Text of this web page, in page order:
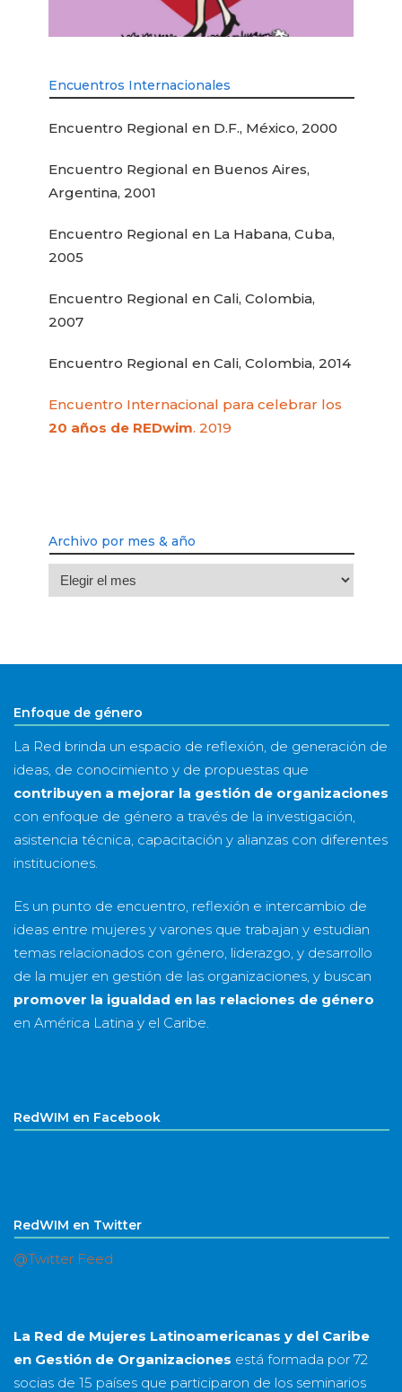
Encuentros Internacionales
Encuentro Regional en D.F., México, 2000
Encuentro Regional en Buenos Aires,
Argentina, 2001
Encuentro Regional en La Habana, Cuba,
2005
Encuentro Regional en Cali, Colombia,
2007
Encuentro Regional en Cali, Colombia, 2014
Encuentro Internacional para celebrar los
20 años de REDwim. 2019
Archivo por mes & año
Archivo
por
año
Enfoque de género
La Red brinda un espacio de reflexión, de generación de
ideas, de conocimiento y de propuestas que
contribuyen a mejorar la gestión de organizaciones
con enfoque de género a través de la investigación,
asistencia técnica, capacitación y alianzas con diferentes
instituciones.
Es un punto de encuentro, reflexión e intercambio de
ideas entre mujeres y varones que trabajan y estudian
temas relacionados con género, liderazgo, y desarrollo
de la mujer en gestión de las organizaciones, y buscan
promover la igualdad en las relaciones de género
en América Latina y el Caribe.
RedWIM en Facebook
RedWIM en Twitter
@Twitter Feed
La Red de Mujeres Latinoamericanas y del Caribe
en Gestión de Organizaciones está formada por 72
socias de 15 países que participaron de los seminarios